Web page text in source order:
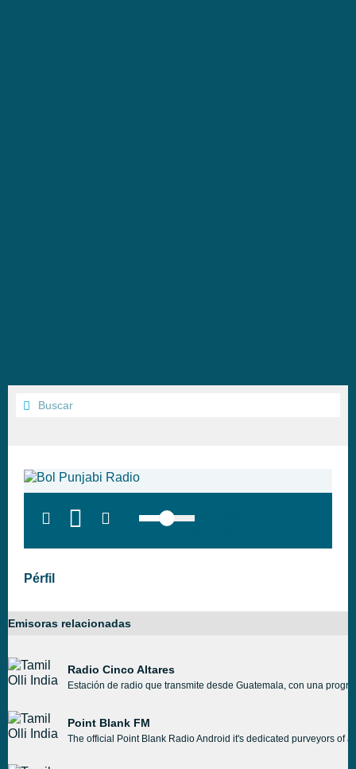
height:28px; background:#005f79;'
Pérfil
Emisoras relacionadas
Radio Cinco Altares
Estación de radio que transmite desde Guatemala, con una
Point Blank FM
The official Point Blank Radio Android it's dedicated purveyors of